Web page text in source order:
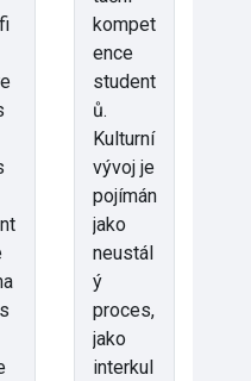
kompet
ence
student
ů.
Kulturní
vývoj je
pojímán
jako
neustál
ý
proces,
jako
interkul